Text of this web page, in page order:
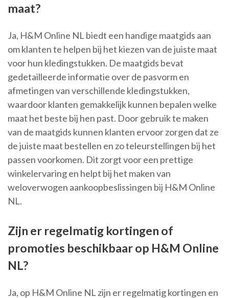
maat?
Ja, H&M Online NL biedt een handige maatgids aan
om klanten te helpen bij het kiezen van de juiste maat
voor hun kledingstukken. De maatgids bevat
gedetailleerde informatie over de pasvorm en
afmetingen van verschillende kledingstukken,
waardoor klanten gemakkelijk kunnen bepalen welke
maat het beste bij hen past. Door gebruik te maken
van de maatgids kunnen klanten ervoor zorgen dat ze
de juiste maat bestellen en zo teleurstellingen bij het
passen voorkomen. Dit zorgt voor een prettige
winkelervaring en helpt bij het maken van
weloverwogen aankoopbeslissingen bij H&M Online
NL.
Zijn er regelmatig kortingen of
promoties beschikbaar op H&M Online
NL?
Ja, op H&M Online NL zijn er regelmatig kortingen en